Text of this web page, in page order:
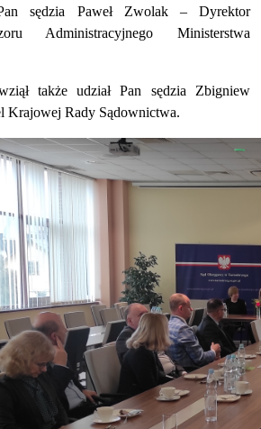
sędzia Paweł Zwolak – Dyrektor
Administracyjnego Ministerstwa
także udział Pan sędzia Zbigniew
Krajowej Rady Sądownictwa.